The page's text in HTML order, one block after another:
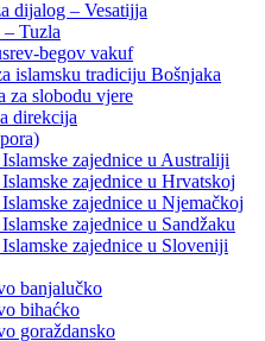
dijalog – Vesatijja
Tuzla
begov vakuf
islamsku tradiciju Bošnjaka
za slobodu vjere
direkcija
zajednice u Australiji
zajednice u Hrvatskoj
zajednice u Njemačkoj
zajednice u Sandžaku
zajednice u Sloveniji
banjalučko
bihaćko
goraždansko